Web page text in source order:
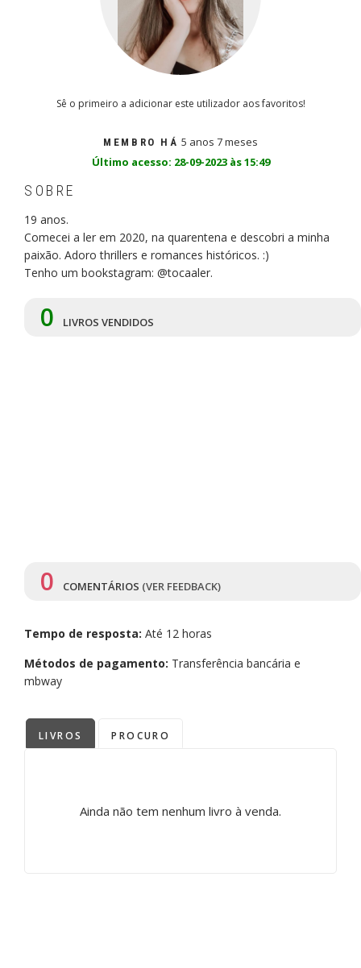
Sê o primeiro a adicionar este utilizador aos favoritos!
MEMBRO HÁ 5 anos 7 meses
Último acesso: 28-09-2023 às 15:49
SOBRE
19 anos.
Comecei a ler em 2020, na quarentena e descobri a minha
paixão. Adoro thrillers e romances históricos. :)
Tenho um bookstagram: @tocaaler.
0 LIVROS VENDIDOS
0 COMENTÁRIOS (VER FEEDBACK)
Tempo de resposta: Até 12 horas
Métodos de pagamento: Transferência bancária e
mbway
LIVROS PROCURO
Ainda não tem nenhum livro à venda.